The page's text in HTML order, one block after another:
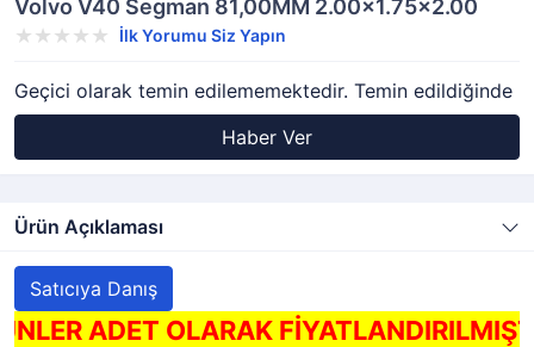
Volvo V40 Segman 81,00MM 2.00x1.75x2.00
İlk Yorumu Siz Yapın
Geçici olarak temin edilememektedir. Temin edildiğinde
Haber Ver
Ürün Açıklaması
Satıcıya Danış
ADET OLARAK